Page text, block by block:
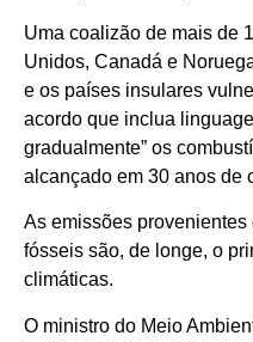
Uma coalizão de mais de
Unidos, Canadá e
e os países insulares
acordo que inclua
gradualmente” os
alcançado em 30 anos de
As emissões
fósseis são, de longe, o
climáticas.
O ministro do Meio